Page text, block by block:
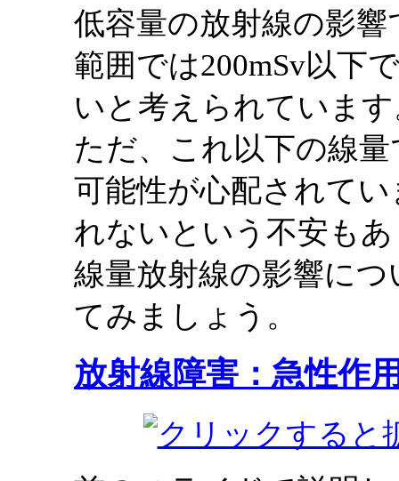
低容量の放射線の影
範囲では200mSv以下
いと考えられていま
ただ、これ以下の線
可能性が心配されて
れないという不安も
線量放射線の影響に
てみましょう。
放射線障害：急性作